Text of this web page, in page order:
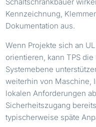
Kennzeichnung,
Dokumentation aus.
Wenn Projekte sich an
orientieren, kann TPS
Systemebene
weiterhin von Maschine,
lokalen Anforderungen
Sicherheitszugang
typischerweise späte